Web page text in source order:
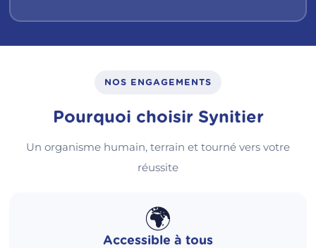
NOS ENGAGEMENTS
Pourquoi choisir Synitier
Un organisme humain, terrain et tourné vers votre
réussite
🌍
Accessible à tous